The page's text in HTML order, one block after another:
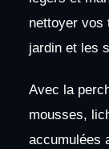
nettoyer vos
jardin et les
Avec la
mousses,
accumulées